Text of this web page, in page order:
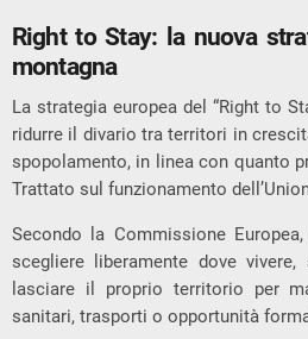
Right to Stay: la nuova
montagna
La strategia europea del “Right to
ridurre il divario tra territori in
spopolamento, in linea con quanto
Trattato sul funzionamento
Secondo la Commissione
scegliere liberamente dove
lasciare il proprio territorio per
sanitari, trasporti o opportunità